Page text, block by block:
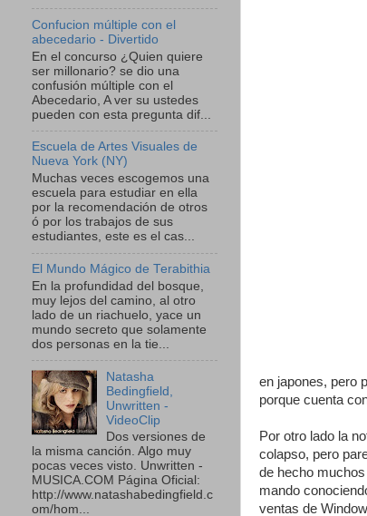
en japones, pero
porque cuenta
Por otro lado la
colapso, pero
de hecho
mando
ventas de
Confucion múltiple con el
abecedario - Divertido
En el concurso ¿Quien quiere
ser millonario? se dio una
confusión múltiple con el
Abecedario, A ver su ustedes
pueden con esta pregunta dif...
Escuela de Artes Visuales de
Nueva York (NY)
Muchas veces escogemos una
escuela para estudiar en ella
por la recomendación de otros
ó por los trabajos de sus
estudiantes, este es el cas...
El Mundo Mágico de Terabithia
En la profundidad del bosque,
muy lejos del camino, al otro
lado de un riachuelo, yace un
mundo secreto que solamente
dos personas en la tie...
Natasha
Bedingfield,
Unwritten -
VideoClip
Dos versiones de
la misma canción. Algo muy
pocas veces visto. Unwritten -
MUSICA.COM Página Oficial:
http://www.natashabedingfield.c
om/hom...